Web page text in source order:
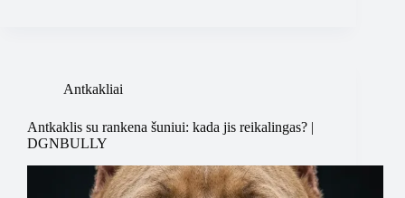
Antkakliai
Antkaklis su rankena šuniui: kada jis reikalingas? |
DGNBULLY